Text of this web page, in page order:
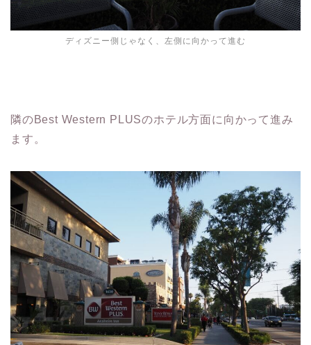
ディズニー側じゃなく、左側に向かって進む
隣のBest Western PLUSのホテル方面に向かって進み
ます。